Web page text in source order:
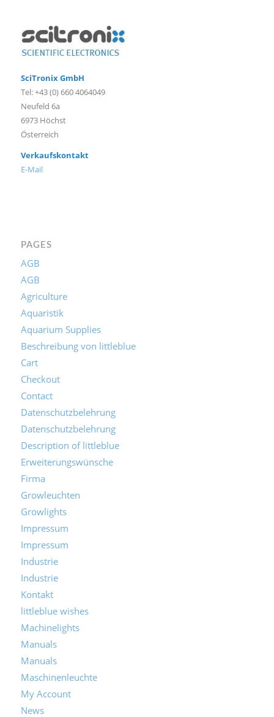
SciTronix GmbH
Tel: +43 (0) 660 4064049
Neufeld 6a
6973 Höchst
Österreich
Verkaufskontakt
E-Mail
PAGES
AGB
AGB
Agriculture
Aquaristik
Aquarium Supplies
Beschreibung von littleblue
Cart
Checkout
Contact
Datenschutzbelehrung
Datenschutzbelehrung
Description of littleblue
Erweiterungswünsche
Firma
Growleuchten
Growlights
Impressum
Impressum
Industrie
Industrie
Kontakt
littleblue wishes
Machinelights
Manuals
Manuals
Maschinenleuchte
My Account
News